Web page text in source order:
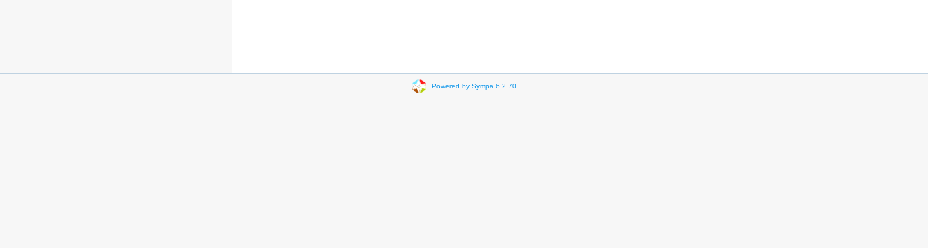
Powered by Sympa 6.2.70